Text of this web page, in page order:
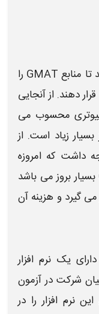
تا منابع GMAT را
دهند. از آنجایی
محسوب می
بسیار زیاد است. از
داشت که امروزه
بسیار بروز می باشد
گیرد و هزینه آن
دارای یک نرم افزار
شرکت درآزمون
نرم افزار را در